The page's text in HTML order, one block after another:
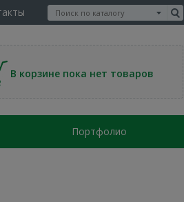
В корзине пока нет товаров
Портфолио